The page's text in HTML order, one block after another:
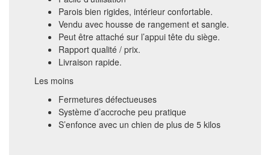
Parois bien rigides, intérieur confortable.
Vendu avec housse de rangement et sangle.
Peut être attaché sur l’appui tête du siège.
Rapport qualité / prix.
Livraison rapide.
Les moins
Fermetures défectueuses
Système d’accroche peu pratique
S’enfonce avec un chien de plus de 5 kilos